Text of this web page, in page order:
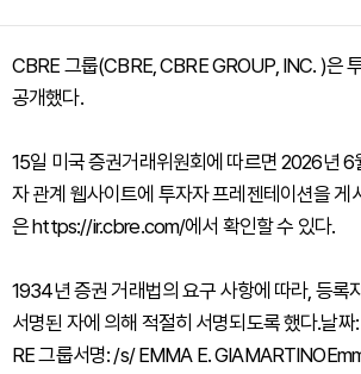
CBRE 그룹(CBRE, CBRE GROUP, INC. )은
공개했다.
15일 미국 증권거래위원회에 따르면 2026년 6
자 관계 웹사이트에 투자자 프레젠테이션을 게
은 https://ir.cbre.com/에서 확인할 수 있다.
1934년 증권 거래법의 요구 사항에 따라, 등록
서명된 자에 의해 적절히 서명되도록 했다.날
RE 그룹서명: /s/ EMMA E.